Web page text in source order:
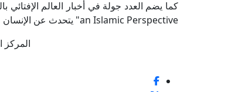
an Islamic Perspective" يتحدث عن الإنسان والبيئة من منظور إسلامي.
المركز